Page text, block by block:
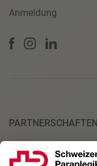
Anmeldung
PARTNERSCHAFTEN